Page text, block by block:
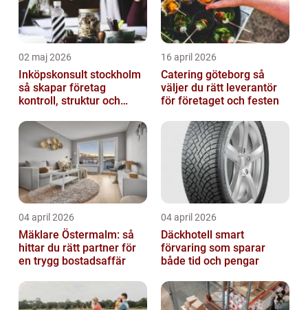
02 maj 2026
Inköpskonsult stockholm
så skapar företag
kontroll, struktur och
16 april 2026
Catering göteborg så
väljer du rätt leverantör
för företaget och festen
04 april 2026
Mäklare Östermalm: så
hittar du rätt partner för
en trygg bostadsaffär
04 april 2026
Däckhotell smart
förvaring som sparar
både tid och pengar